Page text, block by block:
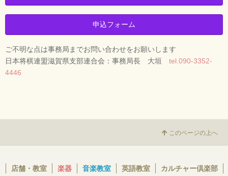
申込フォーム
ご不明な点は事務局までお問い合わせをお願いします
日本将棋連盟滋賀県支部連合会：事務局長 大垣 tel.090-3352-
4446
このページの上へ
店舗・教室 楽器 音楽教室 英語教室
カルチャー倶楽部